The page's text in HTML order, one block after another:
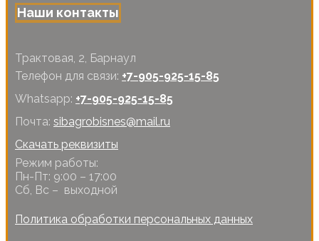
Наши контакты
Трактовая, 2, Барнаул
Телефон для связи: +7-905-925-15-85
Whatsapp: +7-905-925-15-85
Почта: sibagrobisnes@mail.ru
Скачать реквизиты
Режим работы:
Пн-Пт: 9:00 – 17:00
Сб, Вс – выходной
Политика обработки персональных данных